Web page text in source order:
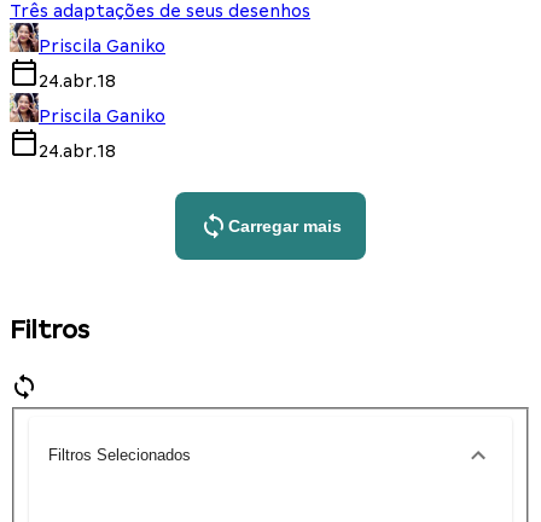
Três adaptações de seus desenhos
Priscila Ganiko
24.abr.18
Priscila Ganiko
24.abr.18
Carregar mais
Filtros
Filtros Selecionados